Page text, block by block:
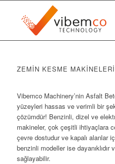
ZEMİN KESME MAKİNELERİ
Vibemco Machinery’nin Asfalt
yüzeyleri hassas ve verimli bir
çözümdür! Benzinli, dizel ve
makineler, çok çeşitli ihtiyaçlara
çevre dostudur ve kapalı alanlar
benzinli modeller ise
sağlayabilir.